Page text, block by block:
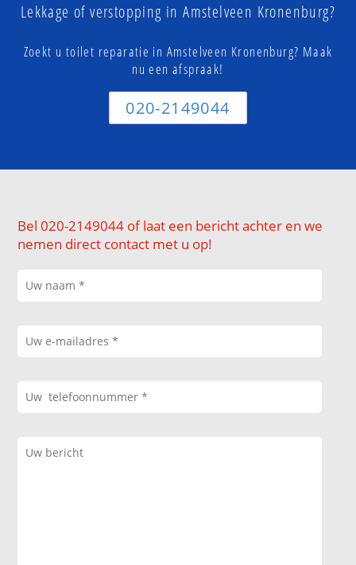
Lekkage of verstopping in Amstelveen Kronenburg?
Zoekt u toilet reparatie in Amstelveen Kronenburg? Maak
nu een afspraak!
020-2149044
Bel 020-2149044 of laat een bericht achter en we
nemen direct contact met u op!